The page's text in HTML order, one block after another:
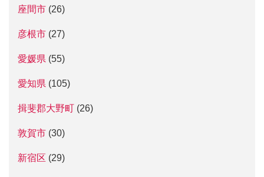
座間市 (26)
彦根市 (27)
愛媛県 (55)
愛知県 (105)
揖斐郡大野町 (26)
敦賀市 (30)
新宿区 (29)